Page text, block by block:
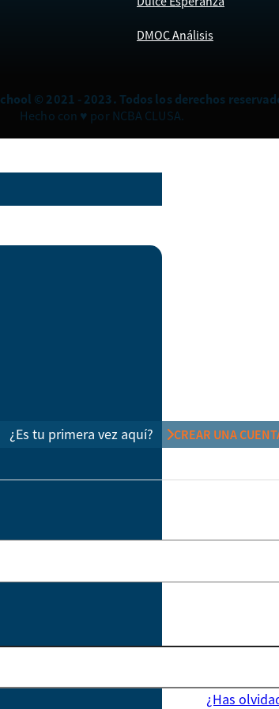
DMOC Análisis
© 2021 - 2023. Todos los derechos
Hecho con ♥ por NCBA CLUSA.
¿Es tu primera vez aquí? CREAR UNA
¿Has